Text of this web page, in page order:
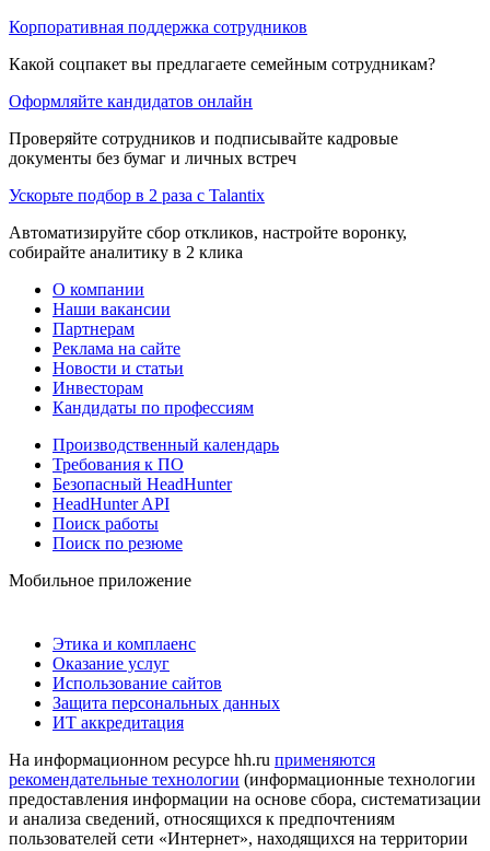
Корпоративная поддержка сотрудников
Какой соцпакет вы предлагаете семейным сотрудникам?
Оформляйте кандидатов онлайн
Проверяйте сотрудников и подписывайте кадровые
документы без бумаг и личных встреч
Ускорьте подбор в 2 раза с Talantix
Автоматизируйте сбор откликов, настройте воронку,
собирайте аналитику в 2 клика
О компании
Наши вакансии
Партнерам
Реклама на сайте
Новости и статьи
Инвесторам
Кандидаты по профессиям
Производственный календарь
Требования к ПО
Безопасный HeadHunter
HeadHunter API
Поиск работы
Поиск по резюме
Мобильное приложение
Этика и комплаенс
Оказание услуг
Использование сайтов
Защита персональных данных
ИТ аккредитация
На информационном ресурсе hh.ru применяются
рекомендательные технологии (информационные технологии
предоставления информации на основе сбора, систематизации
и анализа сведений, относящихся к предпочтениям
пользователей сети «Интернет», находящихся на территории